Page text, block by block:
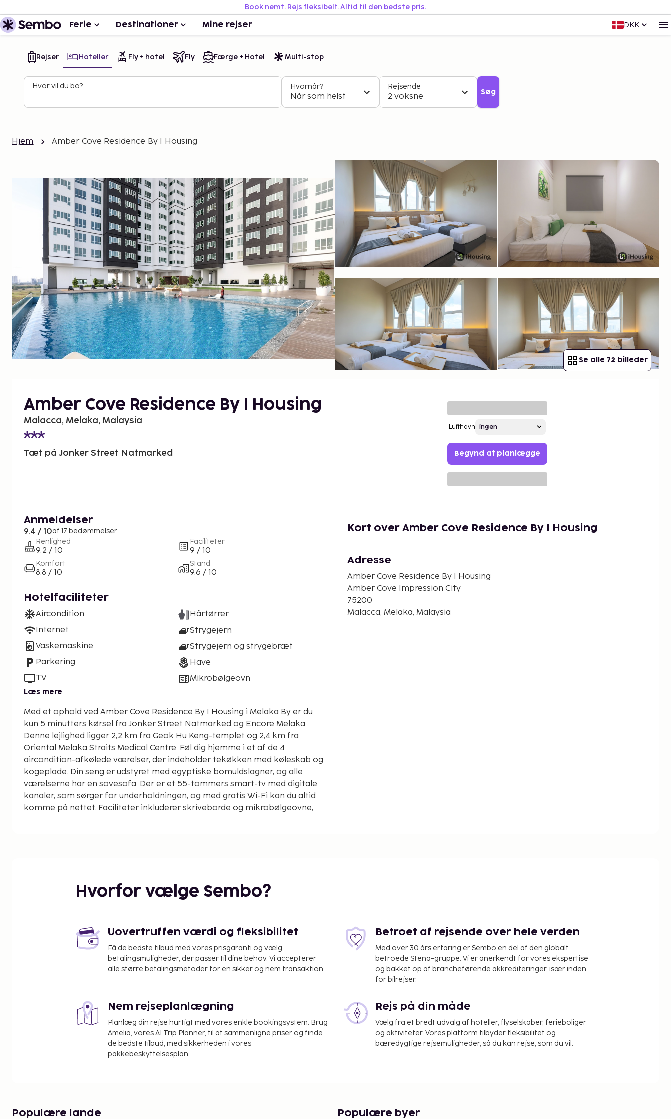
Book nemt. Rejs fleksibelt. Altid til den bedste pris.
Ferie Destinationer Mine rejser DKK
Rejser Hoteller Fly + hotel Fly Færge + Hotel Multi-stop
Hvor vil du bo? Hvornår?
Når som helst
Rejsende
2 voksne Søg
Hjem Amber Cove Residence By I Housing
Se alle 72 billeder
Amber Cove Residence By I Housing
Malacca, Melaka, Malaysia
Tæt på Jonker Street Natmarked
Lufthavn
Begynd at planlægge
Anmeldelser
9.4 / 10af 17 bedømmelser
Renlighed
9.2 / 10
Komfort
8.8 / 10
Faciliteter
9 / 10
Stand
9.6 / 10
Hotelfaciliteter
Aircondition
Internet
Vaskemaskine
Parkering
TV
Hårtørrer
Strygejern
Strygejern og strygebræt
Have
Mikrobølgeovn
Læs mere
Med et ophold ved Amber Cove Residence By I Housing i Melaka By er du
kun 5 minutters kørsel fra Jonker Street Natmarked og Encore Melaka.
Denne lejlighed ligger 2,2 km fra Geok Hu Keng-templet og 2,4 km fra
Oriental Melaka Straits Medical Centre. Føl dig hjemme i et af de 4
aircondition-afkølede værelser, der indeholder tekøkken med køleskab og
kogeplade. Din seng er udstyret med egyptiske bomuldslagner, og alle
værelserne har en sovesofa. Der er et 55-tommers smart-tv med digitale
kanaler, som sørger for underholdningen, og med gratis Wi-Fi kan du altid
komme på nettet. Faciliteter inkluderer skriveborde og mikrobølgeovne,
Tranquerah Moské - 3,1 km
Jonker Street Natmarked - 3,6 km
Maritimmuseet Muzium Samudera - 3,8 km
Baba Nyonya Heritage Museum - 3,8 km
Mahkota Parade Indkøbscenter - 3,9 km
Malacca Heritage Centre - 3,9 km
Malacca-floden - 4 km
Kampung Kling-Moskéen - 4 km
Den nærmeste store lufthavn er Malacca Intl. Lufthavn (MKZ) - 12 km
Gæsterne har blandt andet adgang til en elevator og automat. Gratis
selvstændig parkering er til rådighed på stedet. Fra en have kan du nyde
Du vil blive bedt om at betale følgende på overnatningsstedet. Gebyrer
Kort over Amber Cove Residence By I Housing
Adresse
Amber Cove Residence By I Housing
Amber Cove Impression City
75200
Malacca, Melaka, Malaysia
Hvorfor vælge Sembo?
Uovertruffen værdi og fleksibilitet
Få de bedste tilbud med vores prisgaranti og vælg
betalingsmuligheder, der passer til dine behov. Vi accepterer
alle større betalingsmetoder for en sikker og nem transaktion.
Betroet af rejsende over hele verden
Med over 30 års erfaring er Sembo en del af den globalt
betroede Stena-gruppe. Vi er anerkendt for vores ekspertise
og bakket op af brancheførende akkrediteringer, især inden
for bilrejser.
Nem rejseplanlægning
Planlæg din rejse hurtigt med vores enkle bookingsystem. Brug
Amelia, vores AI Trip Planner, til at sammenligne priser og finde
de bedste tilbud, med sikkerheden i vores
pakkebeskyttelsesplan.
Rejs på din måde
Vælg fra et bredt udvalg af hoteller, flyselskaber, ferieboliger
og aktiviteter. Vores platform tilbyder fleksibilitet og
bæredygtige rejsemuligheder, så du kan rejse, som du vil.
Populære lande Populære byer